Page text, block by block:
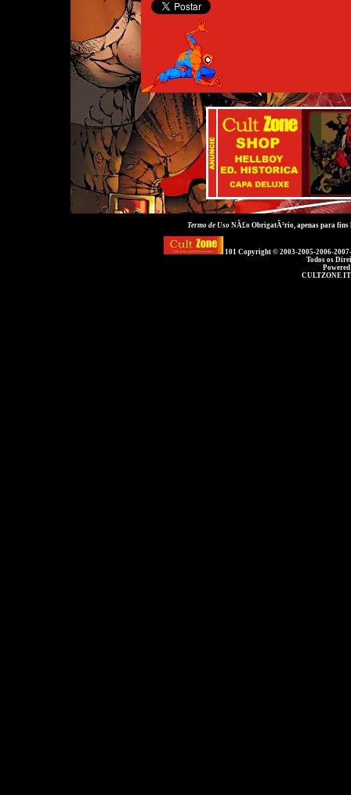
Termo de UsoNÃ£o ObrigatÃ³rio, apenas para
101 Copyright © 2003-2005-2006-
Todos os
CULTZONE